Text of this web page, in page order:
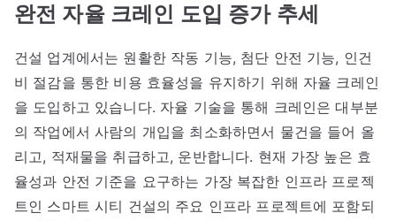
완전 자율 크레인 도입 증가 추세
건설 업계에서는 원활한 작동 기능, 첨단 안전 기능, 인건
비 절감을 통한 비용 효율성을 유지하기 위해 자율 크레인
을 도입하고 있습니다. 자율 기술을 통해 크레인은 대부분
의 작업에서 사람의 개입을 최소화하면서 물건을 들어 올
리고, 적재물을 취급하고, 운반합니다. 현재 가장 높은 효
율성과 안전 기준을 요구하는 가장 복잡한 인프라 프로젝
트인 스마트 시티 건설의 주요 인프라 프로젝트에 포함되